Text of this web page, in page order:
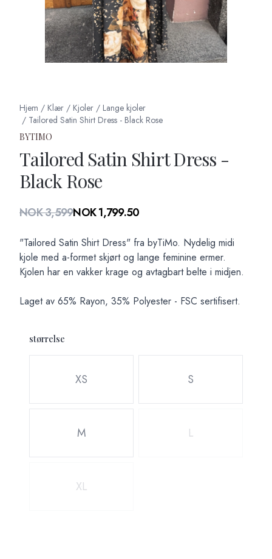
Hjem / Klær / Kjoler / Lange kjoler
/ Tailored Satin Shirt Dress - Black Rose
BYTIMO
Tailored Satin Shirt Dress -
Black Rose
Produktdetaljer
NOK 3,599NOK 1,799.50
Description
"Tailored Satin Shirt Dress" fra byTiMo. Nydelig midi
kjole med a-formet skjørt og lange feminine ermer.
Kjolen har en vakker krage og avtagbart belte i midjen.
Laget av 65% Rayon, 35% Polyester - FSC sertifisert.
størrelse
Velg en størrelse
XS S
M L
XL